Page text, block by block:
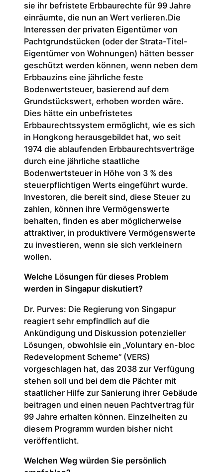
sie ihr befristete Erbbaurechte für 99 Jahre
einräumte, die nun an Wert verlieren.Die
Interessen der privaten Eigentümer von
Pachtgrundstücken (oder der Strata-Titel-
Eigentümer von Wohnungen) hätten besser
geschützt werden können, wenn neben dem
Erbbauzins eine jährliche feste
Bodenwertsteuer, basierend auf dem
Grundstückswert, erhoben worden wäre.
Dies hätte ein unbefristetes
Erbbaurechtssystem ermöglicht, wie es sich
in Hongkong herausgebildet hat, wo seit
1974 die ablaufenden Erbbaurechtsverträge
durch eine jährliche staatliche
Bodenwertsteuer in Höhe von 3 % des
steuerpflichtigen Werts eingeführt wurde.
Investoren, die bereit sind, diese Steuer zu
zahlen, können ihre Vermögenswerte
behalten, finden es aber möglicherweise
attraktiver, in produktivere Vermögenswerte
zu investieren, wenn sie sich verkleinern
wollen.
Welche Lösungen für dieses Problem
werden in Singapur diskutiert?
Dr. Purves: Die Regierung von Singapur
reagiert sehr empfindlich auf die
Ankündigung und Diskussion potenzieller
Lösungen, obwohlsie ein „Voluntary en-bloc
Redevelopment Scheme“ (VERS)
vorgeschlagen hat, das 2038 zur Verfügung
stehen soll und bei dem die Pächter mit
staatlicher Hilfe zur Sanierung ihrer Gebäude
beitragen und einen neuen Pachtvertrag für
99 Jahre erhalten können. Einzelheiten zu
diesem Programm wurden bisher nicht
veröffentlicht.
Welchen Weg würden Sie persönlich